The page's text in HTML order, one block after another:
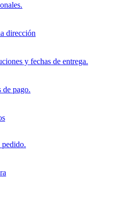
dirección
y fechas de entrega.
de pago.
pedido.